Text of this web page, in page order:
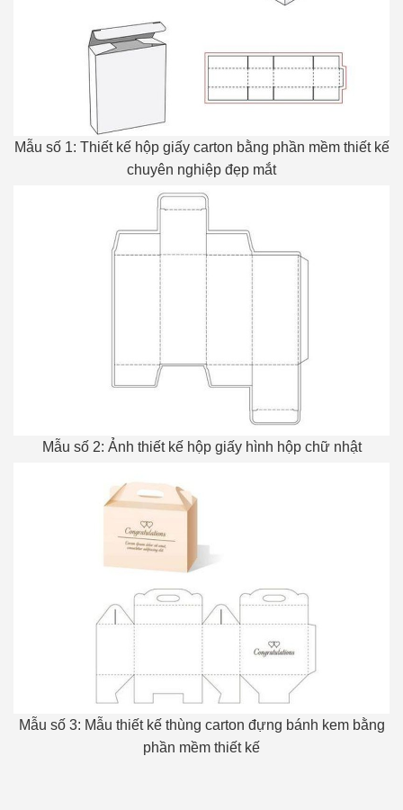
Mẫu số 1: Thiết kế hộp giấy carton bằng phần mềm thiết kế
chuyên nghiệp đẹp mắt
Mẫu số 2: Ảnh thiết kế hộp giấy hình hộp chữ nhật
Mẫu số 3: Mẫu thiết kế thùng carton đựng bánh kem bằng
phần mềm thiết kế